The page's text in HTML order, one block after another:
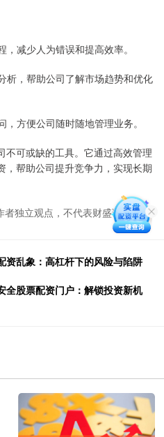
减少人为错误和提高效率。
析，帮助公司了解市场趋势和优化
方便公司随时随地管理业务。
不可或缺的工具。它通过高效管理
，帮助公司提升竞争力，实现长期
者独立观点，不代表财盛证券观点
资乱象：高杠杆下的风险与陷阱
全股票配资门户：解锁投资新机